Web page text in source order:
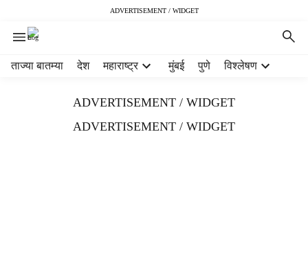
ADVERTISEMENT / WIDGET
ताज्या बातम्या देश महाराष्ट्र मुंबई पुणे विश्लेषण
ADVERTISEMENT / WIDGET
ADVERTISEMENT / WIDGET